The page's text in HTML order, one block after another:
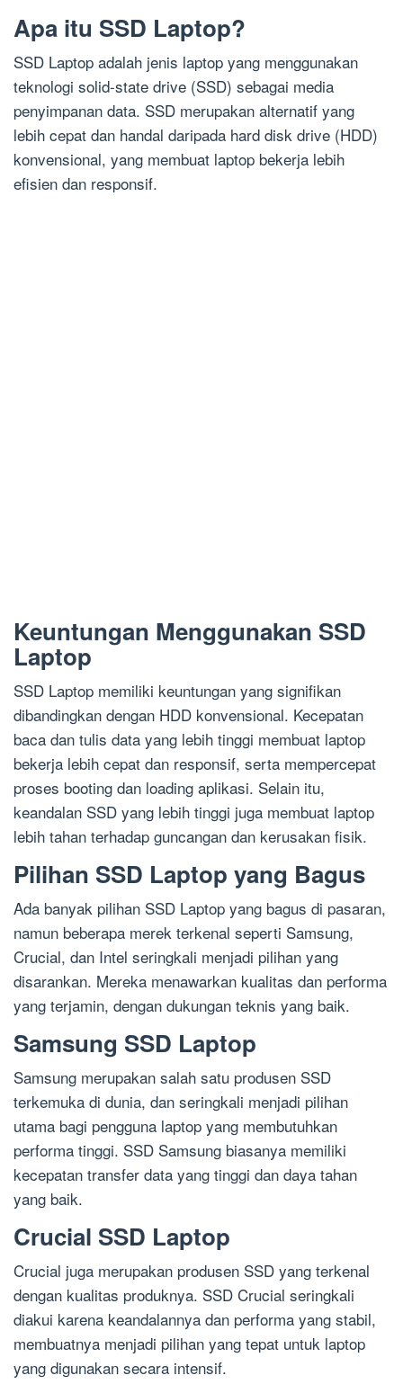
Apa itu SSD Laptop?
SSD Laptop adalah jenis laptop yang menggunakan
teknologi solid-state drive (SSD) sebagai media
penyimpanan data. SSD merupakan alternatif yang
lebih cepat dan handal daripada hard disk drive (HDD)
konvensional, yang membuat laptop bekerja lebih
efisien dan responsif.
Keuntungan Menggunakan SSD
Laptop
SSD Laptop memiliki keuntungan yang signifikan
dibandingkan dengan HDD konvensional. Kecepatan
baca dan tulis data yang lebih tinggi membuat laptop
bekerja lebih cepat dan responsif, serta mempercepat
proses booting dan loading aplikasi. Selain itu,
keandalan SSD yang lebih tinggi juga membuat laptop
lebih tahan terhadap guncangan dan kerusakan fisik.
Pilihan SSD Laptop yang Bagus
Ada banyak pilihan SSD Laptop yang bagus di pasaran,
namun beberapa merek terkenal seperti Samsung,
Crucial, dan Intel seringkali menjadi pilihan yang
disarankan. Mereka menawarkan kualitas dan performa
yang terjamin, dengan dukungan teknis yang baik.
Samsung SSD Laptop
Samsung merupakan salah satu produsen SSD
terkemuka di dunia, dan seringkali menjadi pilihan
utama bagi pengguna laptop yang membutuhkan
performa tinggi. SSD Samsung biasanya memiliki
kecepatan transfer data yang tinggi dan daya tahan
yang baik.
Crucial SSD Laptop
Crucial juga merupakan produsen SSD yang terkenal
dengan kualitas produknya. SSD Crucial seringkali
diakui karena keandalannya dan performa yang stabil,
membuatnya menjadi pilihan yang tepat untuk laptop
yang digunakan secara intensif.